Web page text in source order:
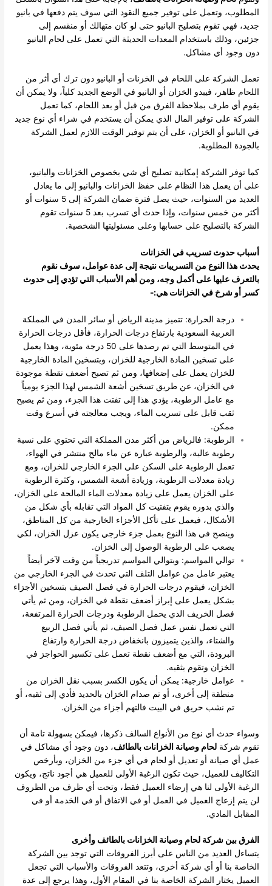
المطلوب، وتعمل على توفير جميع النقود التي سوف يتم دفعها في بانيو
جديد، فهي تقوم بتصليح البانيو حتى لو كان متهالك أو منقسم إلى
جزئين، وذلك باستخدام المعدات الحديثة التي تعمل على لحام البانيو
دون وجود أي مشاكل.
تعمل الشركة على اللحام في الخزنات أو البانيو دون ترك أي أثر من
اللحام ظاهر، فيبدو الخزان أو البانيو في الوضع الجديد كلياً، ولا يمكن أن
يقوم أي طرف بملاحظة الفرق من قبل أو بعد اللحام، كما تعمل
الشركة على توفير المال الذي يمكن أن يستخدم في شراء أي نوع جديد
في البانيو أو الخزان، على أن يتم توفير الوقت اللازم لعمل الشركة
بالجودة المطلوبة.
كما توفر الشركة إمكانية تصليح أي شي بخصوص الخزانات والبانيو،
على أن يعمل هذا النظام على حفظ الخزانات والبانيو إلى ما يعادل
العديد من السنوات، حيث يصل فترة ضمان الشركة إلى 5 سنوات أو
أكثر من خمس سنوات، وإذا حدث أي تسرب بعد 5 سنوات تقوم
الشركة بالتصليح على حسابها وعلى مسئوليتها الشخصية.
أسباب حدوث تسريب في الخزانات
يحدث هذا النوع من التسريبات نتيجة إلى عدة عوامل، سوف نقوم
بالتعرف عليها على أكمل وجه، ومن أهم الأسباب التي تؤدي إلى حدوث
كسر أو شرخ في الخزانات هي:-
درجة الحرارة: تتميز مدينة الرياض أو سائر المدن في المملكة
العربية السعودية بارتفاع درجات الحرارة، فأقل درجات الحرارة
في المتوسط التي تم رصدها على 50 درجة مئوية، وهذا يعمل
على تسخين المادة الخارجية للخزان، وبتسخين المادة الخارجية
للخزان يعمل على إضعافها، ومن ثم تصبح أضعف نقطة موجودة
في الخزان، عن طريق تسخين أشعة الشمس لهذا الجزء يومياً
مع عامل الرطوبة، يؤدي هذا إلى تفتت هذا الجزء، ومن ثم يصبح
ثقب قابل على تسريب الماء، ويجب معالجته في أسرع وقت
ممكن.
الرطوبة: فالرياض من أكثر مدن المملكة التي تحتوي على نسبة
رطوبة عالية، والرطوبة عبارة عن ماء مالح منتشر في الهواء،
تعمل الرطوبة على السكن على الجزء الخارجي للخزان، ومع
زيادة معدلات الرطوبة، وزيادة أشعة الشمس، وكثرة الرطوبة
على الخزان يعمل على زيادة معدلات الماء المالحة على الخزان،
والذي بدوره يقوم بتفتيت كل المواد التي تقابله بأي شكل من
الأشكال، فيعمل على تأكل الأجزاء الخارجية من كل المناطق،
وينصح في هذا النوع بعمل جزء خارجي يكون عزل الخزان، لكي
يصعب على الرطوبة الوصول إلى الخزان.
توالي المواسم: وبتوالي المواسم تدريجياً من وقت لآخر أيضاً
يعتبر عامل من عوامل التلف التي تحدث في الجزء الخارجي من
الخزان، فيقوم درجات الحرارة في فصل الصيف بتسخين الأجزاء
بشكل يعمل على إبراز أضعف نقطة في الخزان، ومن ثم يأتي
فصل الخريف الذي يحمل الرطوبة ودرجات الحرارة المرتفعة،
التي تعمل نفس عمل فصل الصيف، ثم يأتي فصل الربيع
والشتاء، والذين يتميزون بانخفاض درجة الحرارة وارتفاع
البرودة، التي مع أضعف نقطة تعمل على تكسير الحواجز في
الخزان وتقوم بثقبه.
عوامل خارجية: يمكن أن يكون الكسر بسبب نقل الخزان من
منطقة إلى أخرى، أو تم صدام الخزان بالحديد فأدي إلى ثقبه، أو
تم نشب حريق في البيت فالتهم أجزاء من الخزان.
وسواء حدث أي نوع من الأنواع السالف ذكرها، فيمكن بسهولة تامة أن
تقوم شركةلحام وصيانة الخزانات بالطائف، دون وجود أي مشاكل في
عمل أي صيانة أو تعديل أو لحام في أي جزء من الخزان، وبأرخص
التكاليف للعميل، حيث تكون الرغبة الأولى للعميل هي أجود ناتج، ويكون
الرغبة الأولى لنا هي إرضاء العميل فقط، وتحت أي ظرف من الظروف
لن يتم إزعاج العميل في العمل أو في الاتفاق أو في الخدمة أو في
المقابل المادي.
الفرق بين شركة لحام وصيانة الخزانات بالطائف وأخرى
يتساءل العديد من الناس على أبرز الفروقات التي توجد بين الشركة
الخاصة بنا أو أي شركة أخرى، وتتعد الفروقات والأسباب التي تجعل
العميل يختار الشركة الخاصة بنا في المقام الأول، وهذا يرجع إلى عدة